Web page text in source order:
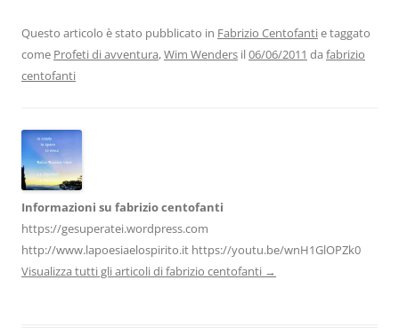
b
o
k
dI
n
A
p
a
m
vi
di
Questo articolo è stato pubblicato in Fabrizio Centofantie taggato
come Profeti di avventura,Wim Wenders il06/06/2011 da fabrizio
centofanti
Informazioni su fabrizio centofanti
https://gesuperatei.wordpress.com
http://www.lapoesiaelospirito.it https://youtu.be/wnH1GlOPZk0
Visualizza tutti gli articoli di fabrizio centofanti →